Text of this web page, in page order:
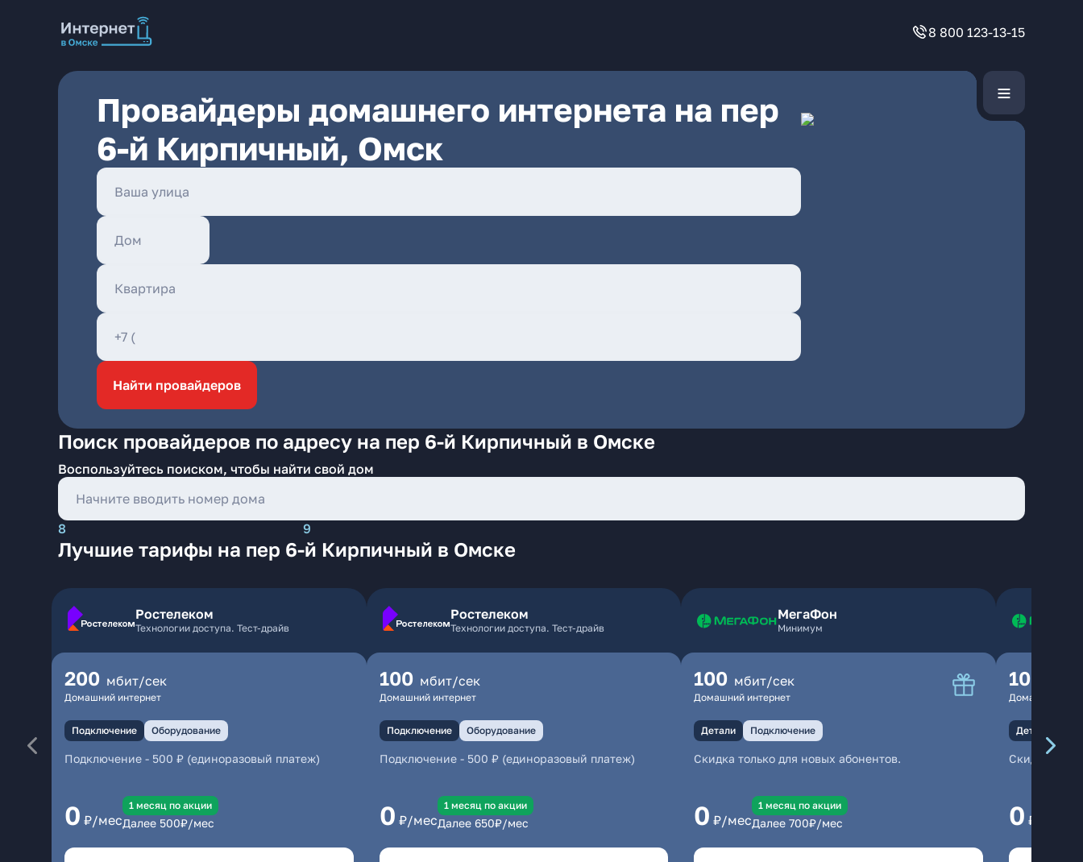
8 800 123-13-15
Провайдеры домашнего интернета на пер
6-й Кирпичный, Омск
Найти провайдеров
Поиск провайдеров по адресу на пер 6-й Кирпичный в Омске
Воспользуйтесь поиском, чтобы найти свой дом
8 9
Лучшие тарифы на пер 6-й Кирпичный в Омске
Ростелеком
Технологии доступа. Тест-драйв
200 мбит/сек
Домашний интернет
Подключение Оборудование
Подключение - 500 ₽ (единоразовый платеж)
0 ₽/мес
1 месяц по акции
Далее 500₽/мес
Ростелеком
Технологии доступа. Тест-драйв
100 мбит/сек
Домашний интернет
Подключение Оборудование
Подключение- 500 ₽ (единоразовый платеж)
0 ₽/мес
1 месяц по акции
Далее 650₽/мес
МегаФон
Минимум
100 мбит/сек
Домашний интернет
Детали Подключение
Скидка только для новых абонентов.
0 ₽/мес
1 месяц по акции
Далее 700₽/мес
100
Домашний
Детали
Скидка
0 ₽/мес